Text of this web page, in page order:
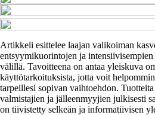
Artikkeli esittelee laajan valikoiman
entsyymikuorintojen ja
välillä. Tavoitteena on antaa yleiskuva
käyttötarkoituksista, jotta voit
tarpeillesi sopivan vaihtoehdon.
valmistajien ja jälleenmyyjien julkisesti
on tiivistetty selkeän ja informatiivisen